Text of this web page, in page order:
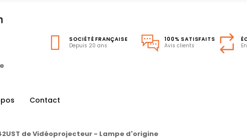
SOCIÉTÉ FRANÇAISE
Depuis 20 ans
100% SATISFAITS
Avis clients
Contact
de Vidéoprojecteur - Lampe d'origine